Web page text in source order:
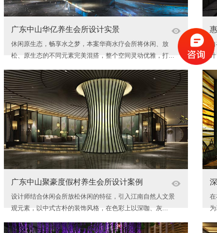
广东中山华亿养生会所设计实景
休闲原生态，畅享水之梦，本案华商水疗会所将休闲、放
松、原生态的不同元素完美混搭，整个空间灵动优雅，打...
广东中山聚豪度假村养生会所设计案例
设计师结合休闲会所放松休闲的特征，引入江南自然人文景
观元素，以中式古朴的装饰风格，在色彩上以深咖、灰...